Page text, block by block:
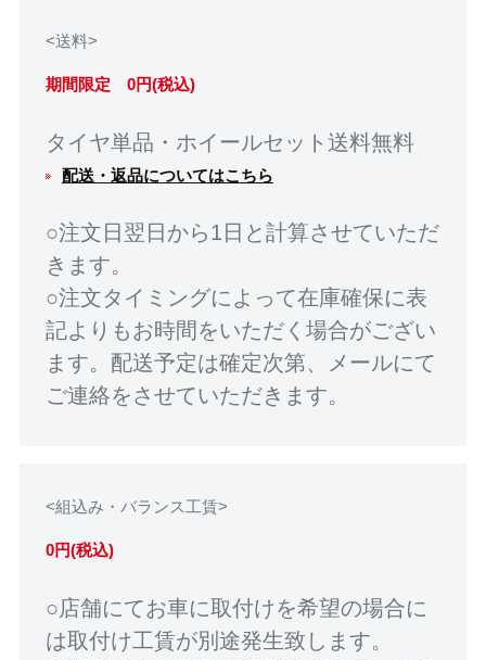
<送料>
期間限定 0円(税込)
タイヤ単品・ホイールセット送料無料
配送・返品についてはこちら
○注文日翌日から1日と計算させていただ
きます。
○注文タイミングによって在庫確保に表
記よりもお時間をいただく場合がござい
ます。配送予定は確定次第、メールにて
ご連絡をさせていただきます。
<組込み・バランス工賃>
0円(税込)
○店舗にてお車に取付けを希望の場合に
は取付け工賃が別途発生致します。